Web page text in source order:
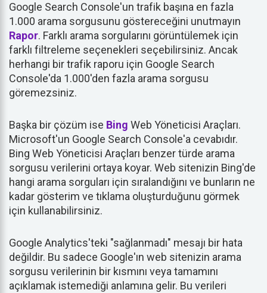
Google Search Console'un trafik başına en fazla
1.000 arama sorgusunu göstereceğini unutmayın
Rapor. Farklı arama sorgularını görüntülemek için
farklı filtreleme seçenekleri seçebilirsiniz. Ancak
herhangi bir trafik raporu için Google Search
Console'da 1.000'den fazla arama sorgusu
göremezsiniz.
Başka bir çözüm ise Bing Web Yöneticisi Araçları.
Microsoft'un Google Search Console'a cevabıdır.
Bing Web Yöneticisi Araçları benzer türde arama
sorgusu verilerini ortaya koyar. Web sitenizin Bing'de
hangi arama sorguları için sıralandığını ve bunların ne
kadar gösterim ve tıklama oluşturduğunu görmek
için kullanabilirsiniz.
Google Analytics'teki "sağlanmadı" mesajı bir hata
değildir. Bu sadece Google'ın web sitenizin arama
sorgusu verilerinin bir kısmını veya tamamını
açıklamak istemediği anlamına gelir. Bu verileri